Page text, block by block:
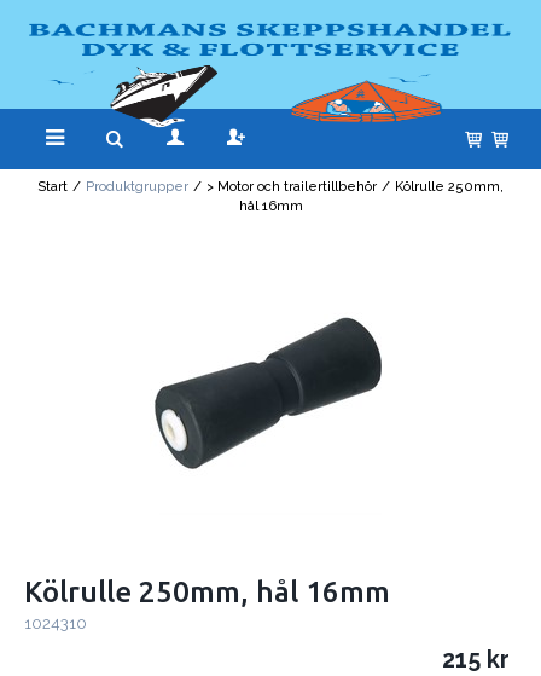
Start / Produktgrupper / > Motor och trailertillbehör / Kölrulle 250mm,
hål 16mm
Kölrulle 250mm, hål 16mm
1024310
215